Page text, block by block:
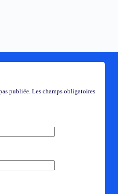
publiée. Les champs obligatoires